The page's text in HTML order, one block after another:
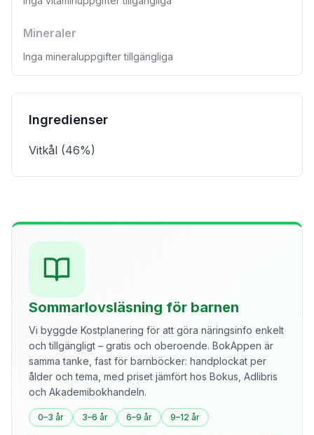
Mineraler
Inga mineraluppgifter tillgängliga
Ingredienser
Vitkål (46%)
Sommarlovsläsning för barnen
Vi byggde Kostplanering för att göra näringsinfo enkelt
och tillgängligt – gratis och oberoende. BokAppen är
samma tanke, fast för barnböcker: handplockat per
ålder och tema, med priset jämfört hos Bokus, Adlibris
och Akademibokhandeln.
0–3 år 3–6 år 6–9 år 9–12 år